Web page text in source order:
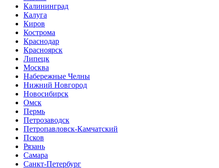
Калининград
Калуга
Киров
Кострома
Краснодар
Красноярск
Липецк
Москва
Набережные Челны
Нижний Новгород
Новосибирск
Омск
Пермь
Петрозаводск
Петропавловск-Камчатский
Псков
Рязань
Самара
Санкт-Петербург